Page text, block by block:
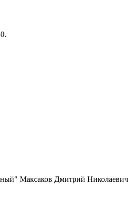
Максаков Дмитрий Николаевич